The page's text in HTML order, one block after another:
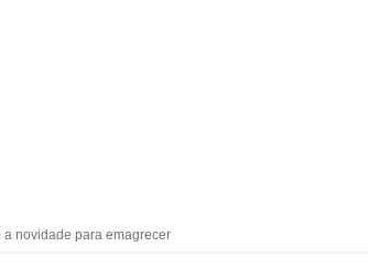
a novidade para emagrecer